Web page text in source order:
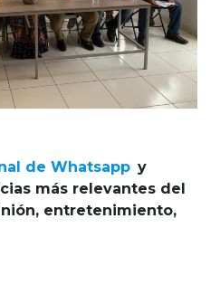
de Whatsapp y
más relevantes del
entretenimiento,